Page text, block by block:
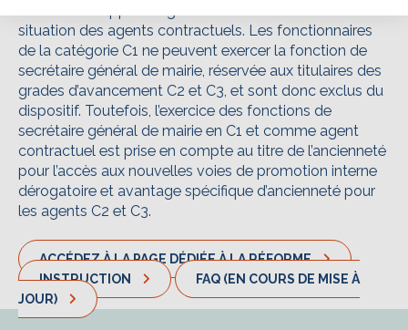
ACTIVER LE MODE ÉCO
ANNULER
situation des agents contractuels. Les fonctionnaires
de la catégorie C1 ne peuvent exercer la fonction de
secrétaire général de mairie, réservée aux titulaires des
grades d’avancement C2 et C3, et sont donc exclus du
dispositif. Toutefois, l’exercice des fonctions de
secrétaire général de mairie en C1 et comme agent
contractuel est prise en compte au titre de l’ancienneté
pour l’accès aux nouvelles voies de promotion interne
dérogatoire et avantage spécifique d’ancienneté pour
les agents C2 et C3.
ACCÉDEZ À LA PAGE DÉDIÉE À LA RÉFORME
INSTRUCTION
FAQ (EN COURS DE MISE À
JOUR)